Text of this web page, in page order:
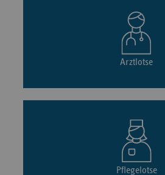
Arztlotse
Pflegelotse